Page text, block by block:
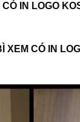
IN LOGO
XEM CÓ IN